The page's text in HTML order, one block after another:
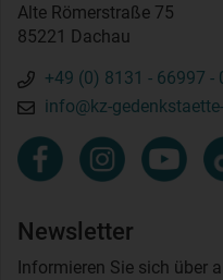
Alte Römerstraße 75
85221 Dachau
+49 (0) 8131 - 66997 -
info@kz-
Newsletter
Informieren Sie sich über